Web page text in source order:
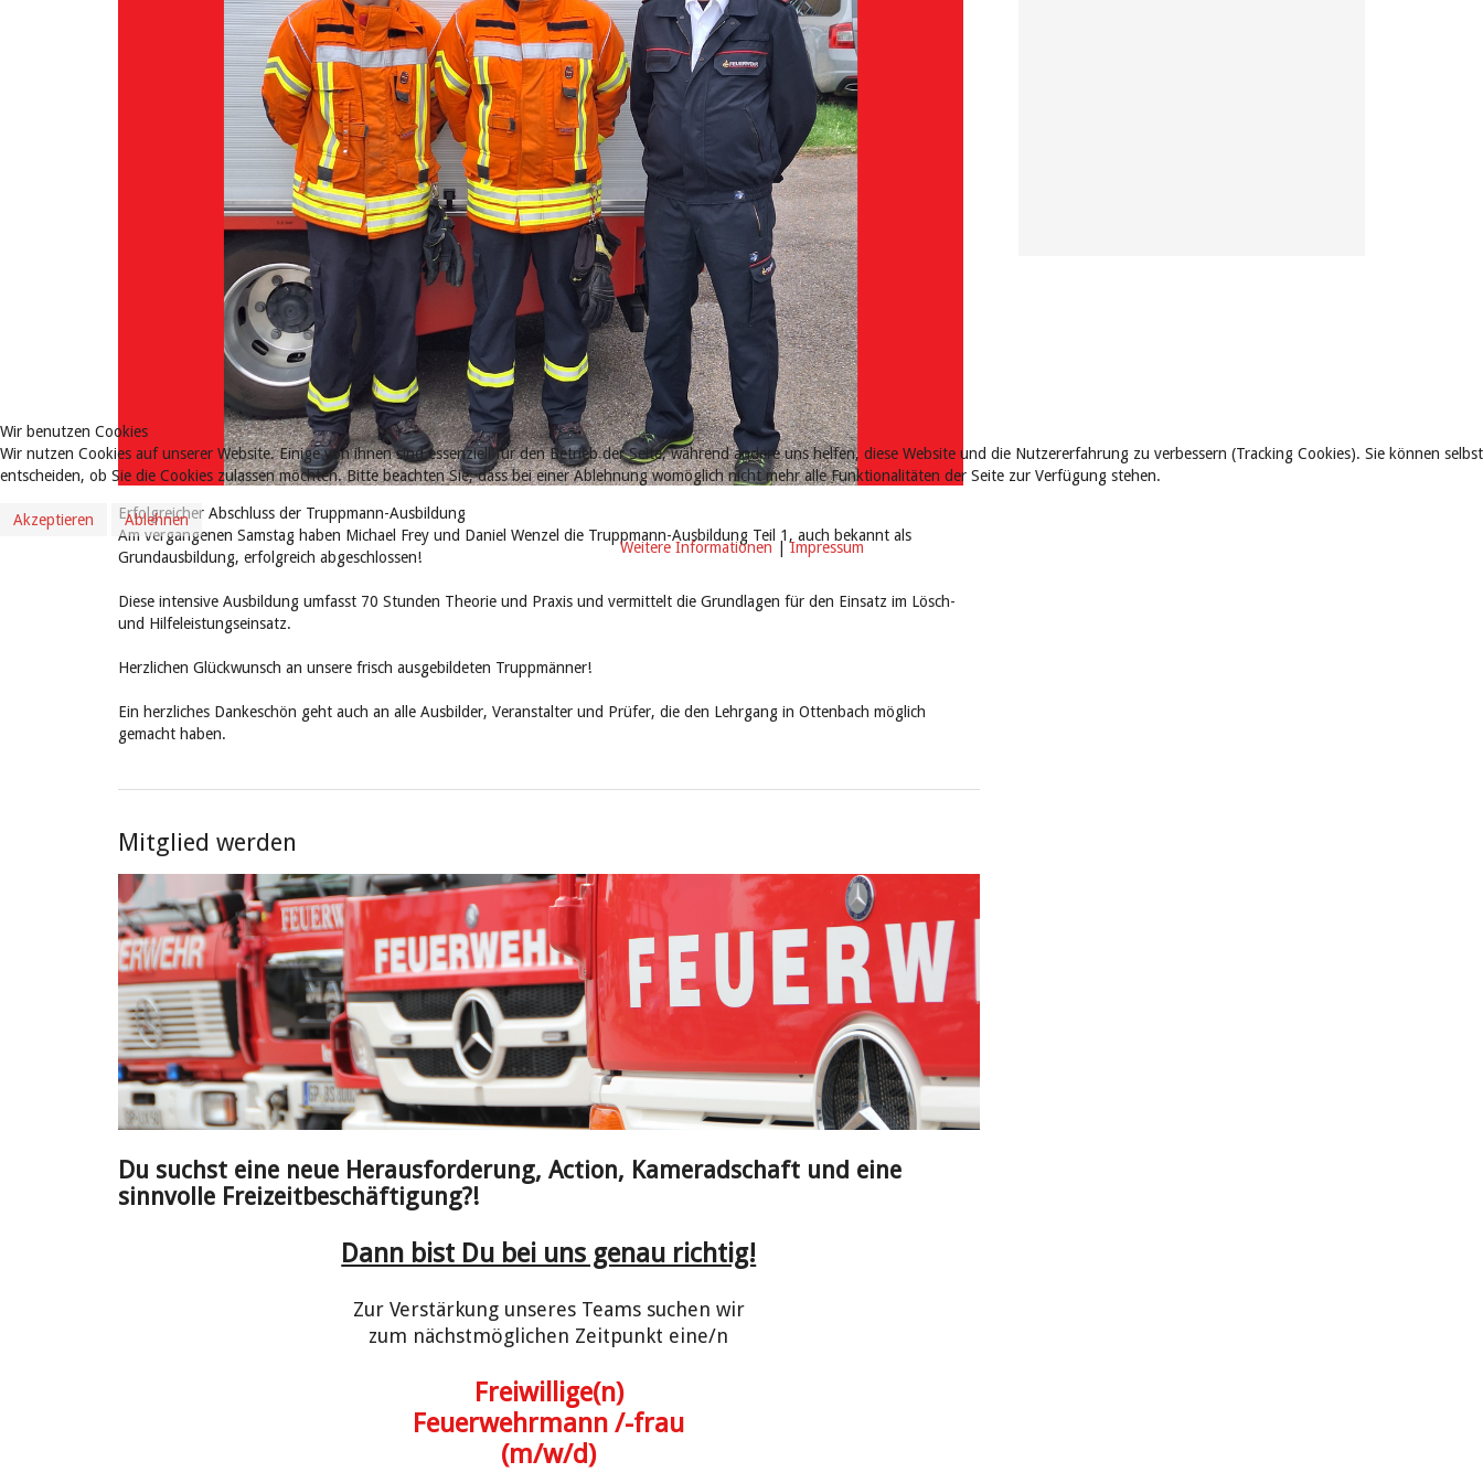
Erfolgreicher Abschluss der Truppmann-Ausbildung
Am vergangenen Samstag haben Michael Frey und Daniel Wenzel die Truppmann-Ausbildung Teil 1, auch bekannt als
Grundausbildung, erfolgreich abgeschlossen!
Diese intensive Ausbildung umfasst 70 Stunden Theorie und Praxis und vermittelt die Grundlagen für den Einsatz im Lösch-
und Hilfeleistungseinsatz.
Herzlichen Glückwunsch an unsere frisch ausgebildeten Truppmänner!
Ein herzliches Dankeschön geht auch an alle Ausbilder, Veranstalter und Prüfer, die den Lehrgang in Ottenbach möglich
gemacht haben.
Mitglied werden
Du suchst eine neue Herausforderung, Action, Kameradschaft und eine
sinnvolle Freizeitbeschäftigung?!
Dann bist Du bei uns genau richtig!
Zur Verstärkung unseres Teams suchen wir
zum nächstmöglichen Zeitpunkt eine/n
Freiwillige(n)
Feuerwehrmann /-frau
(m/w/d)
Wir benutzen Cookies
Wir nutzen Cookies auf unserer Website. Einige von ihnen sind essenziell für den Betrieb der Seite, während andere uns helfen, diese Website und die Nutzererfahrung zu verbessern (Tracking Cookies). Sie können selbst
entscheiden, ob Sie die Cookies zulassen möchten. Bitte beachten Sie, dass bei einer Ablehnung womöglich nicht mehr alle Funktionalitäten der Seite zur Verfügung stehen.
Akzeptieren
Ablehnen
Weitere Informationen|Impressum